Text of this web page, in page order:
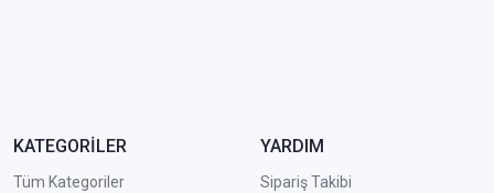
KATEGORİLER
Tüm Kategoriler
YARDIM
Sipariş Takibi